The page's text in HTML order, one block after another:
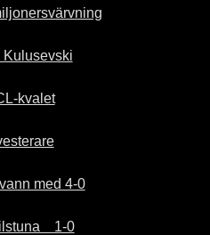
kvalet
med 4-0
1-0